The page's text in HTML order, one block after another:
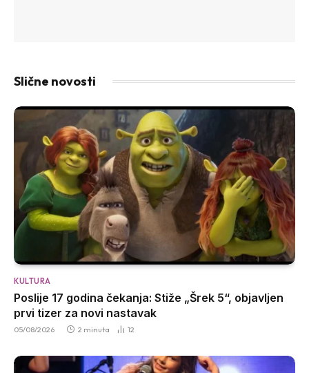
Slične novosti
KULTURA
Poslije 17 godina čekanja: Stiže „Šrek 5“, objavljen
prvi tizer za novi nastavak
05/08/2026 2 minuta 12